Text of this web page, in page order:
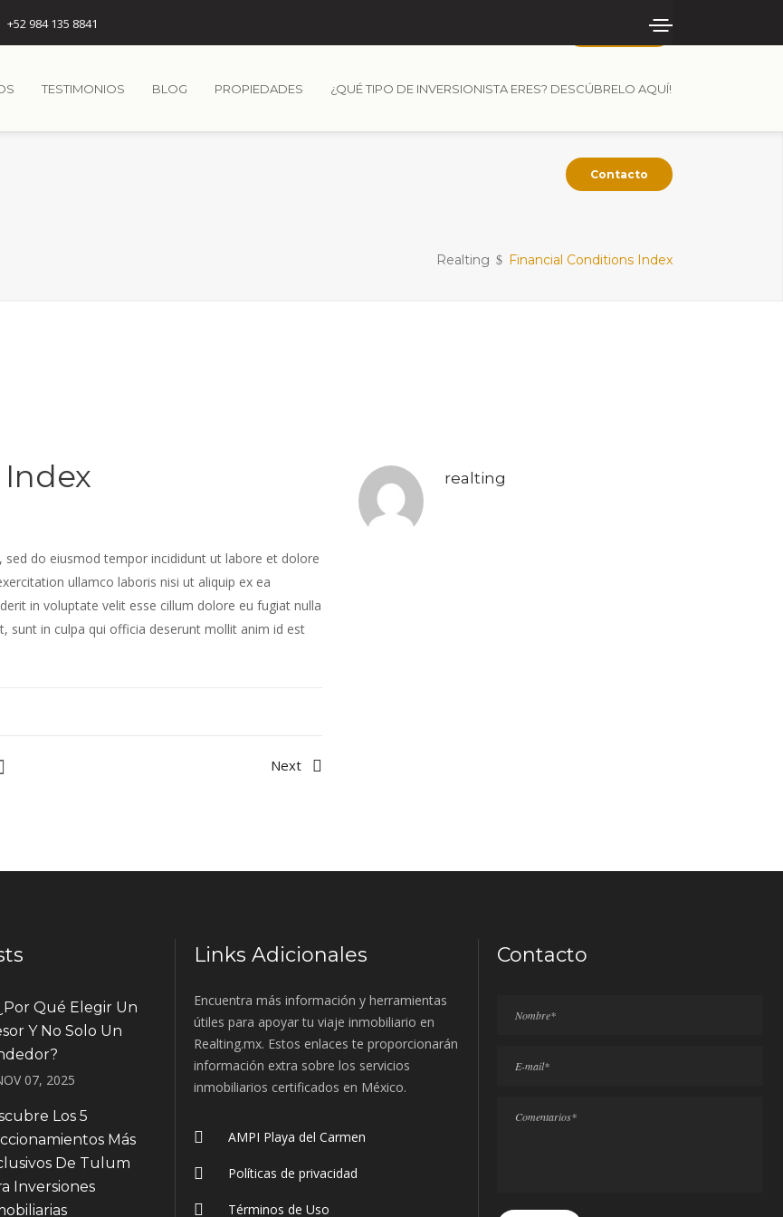
+52 984 135 8841
TESTIMONIOS BLOG PROPIEDADES ¿QUÉ TIPO DE INVERSIONISTA ERES? DESCÚBRELO AQUÍ!
Contacto
Realting Financial Conditions Index
do eiusmod tempor incididunt ut labore et dolore
ullamco laboris nisi ut aliquip ex ea
in voluptate velit esse cillum dolore eu fugiat nulla
sunt in culpa qui officia deserunt mollit anim id est
Next
realting
Qué Elegir Un
Y No Solo Un
07, 2025
Los 5
Más
De Tulum
Inversiones
Links Adicionales
Encuentra más información y herramientas
útiles para apoyar tu viaje inmobiliario en
Realting.mx. Estos enlaces te proporcionarán
información extra sobre los servicios
inmobiliarios certificados en México.
AMPI Playa del Carmen
Políticas de privacidad
Términos de Uso
Contacto